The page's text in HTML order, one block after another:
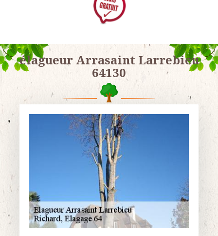
élagueur Arrasaint Larrebieu
64130